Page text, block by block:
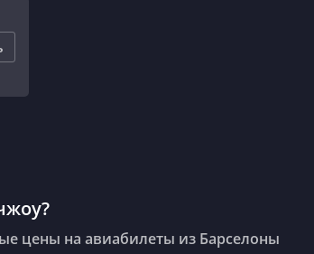
цены на авиабилеты из Барселоны